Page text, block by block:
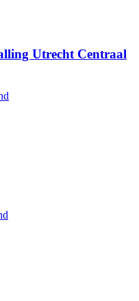
Utrecht Centraal